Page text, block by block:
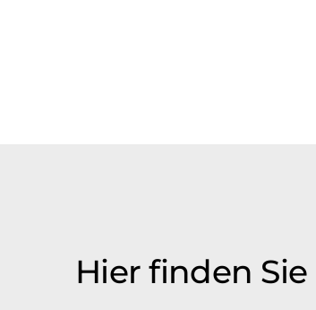
Hier finden